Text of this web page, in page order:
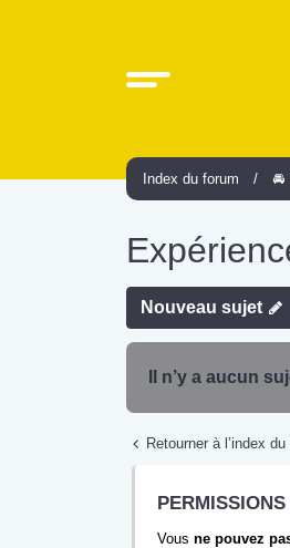
Index du forum 🚘
Nouveau sujet
Il n’y a aucun
Retourner à l’index du
Vous ne pouvez